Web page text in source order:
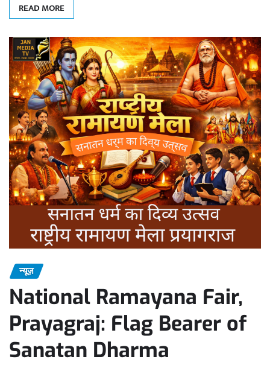
READ MORE
न्यूज़
National Ramayana Fair,
Prayagraj: Flag Bearer of
Sanatan Dharma